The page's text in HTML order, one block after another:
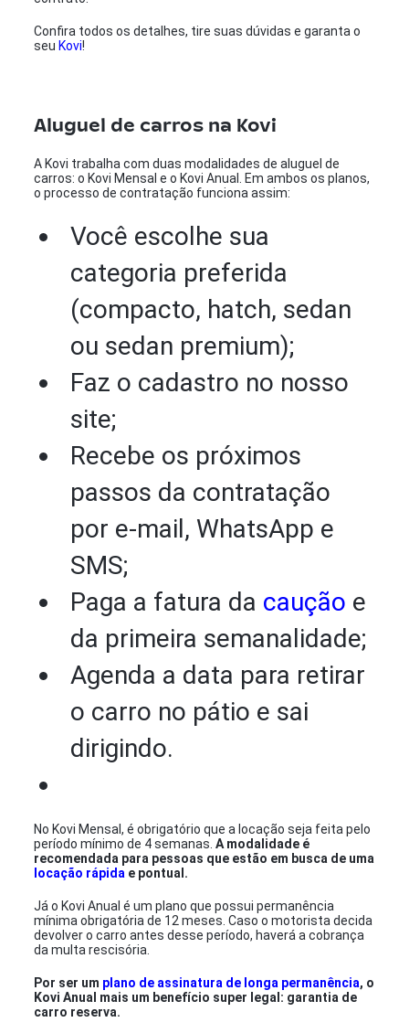
Confira todos os detalhes, tire suas dúvidas e garanta o
seu Kovi!
Aluguel de carros na Kovi
A Kovi trabalha com duas modalidades de aluguel de
carros: o Kovi Mensal e o Kovi Anual. Em ambos os planos,
o processo de contratação funciona assim:
Você escolhe sua
categoria preferida
(compacto, hatch, sedan
ou sedan premium);
Faz o cadastro no nosso
site;
Recebe os próximos
passos da contratação
por e-mail, WhatsApp e
SMS;
Paga a fatura da caução e
da primeira semanalidade;
Agenda a data para retirar
o carro no pátio e sai
dirigindo.
No Kovi Mensal, é obrigatório que a locação seja feita pelo
período mínimo de 4 semanas.A modalidade é
recomendada para pessoas que estão em busca de uma
locação rápida e pontual.
Já o Kovi Anual é um plano que possui permanência
mínima obrigatória de 12 meses. Caso o motorista decida
devolver o carro antes desse período, haverá a cobrança
da multa rescisória.
Por ser um plano de assinatura de longa permanência, o
Kovi Anual mais um benefício super legal: garantia de
carro reserva.